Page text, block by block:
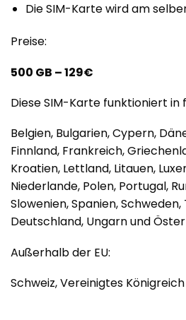
Die SIM-Karte wird am
Preise:
500 GB – 129€
Diese SIM-Karte funktioniert in
Belgien, Bulgarien, Cypern,
Finnland, Frankreich,
Kroatien, Lettland, Litauen,
Niederlande, Polen, Portugal,
Slowenien, Spanien,
Deutschland, Ungarn und
Außerhalb der EU:
Schweiz, Vereinigtes